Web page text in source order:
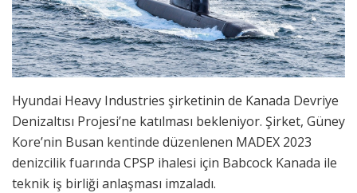
Hyundai Heavy Industries şirketinin de Kanada Devriye
Denizaltısı Projesi’ne katılması bekleniyor. Şirket, Güney
Kore’nin Busan kentinde düzenlenen MADEX 2023
denizcilik fuarında CPSP ihalesi için Babcock Kanada ile
teknik iş birliği anlaşması imzaladı.